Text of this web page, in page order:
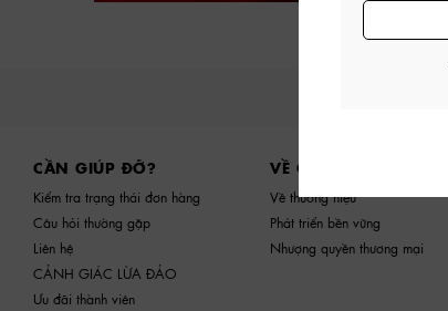
CẦN GIÚP ĐỠ?
Kiểm tra trạng thái đơn hàng
Câu hỏi thường gặp
Liên hệ
CẢNH GIÁC LỪA ĐẢO
Ưu đãi thành viên
VỀ CHÚNG TÔI
Về thương hiệu
Phát triển bền vững
Nhượng quyền thương mại